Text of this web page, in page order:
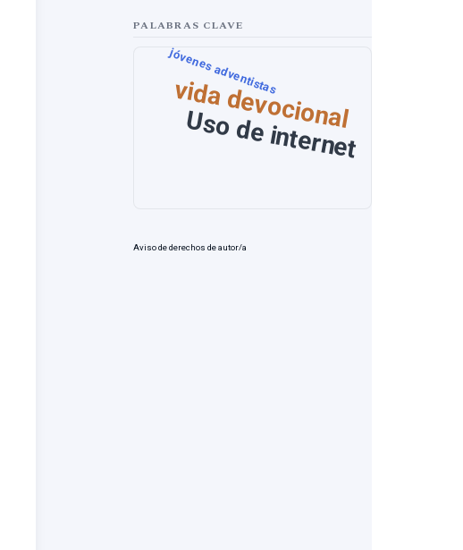
PALABRAS CLAVE
Uso de internet
vida devocional
jóvenes adventistas
Aviso de derechos de autor/a